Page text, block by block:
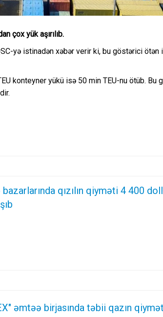
çox yük aşırılıb.
yə istinadən xəbər verir ki, bu göstərici ötən
konteyner yükü isə 50 min TEU-nu ötüb.
qızılın qiyməti 4 400
əmtəə birjasında təbii qazın